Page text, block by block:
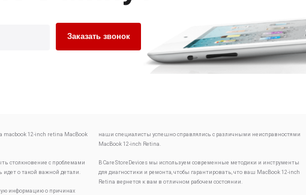
Заказать звонок
macbook 12-inch retina MacBook
столкновение с проблемами
идет о такой важной детали.
информацию о причинах
наши специалисты успешно справлялись с различными неисправностями
MacBook 12-inch Retina.
В CareStoreDevices мы используем современные методики и инструменты
для диагностики и ремонта, чтобы гарантировать, что ваш MacBook 12-inch
Retina вернется к вам в отличном рабочем состоянии.